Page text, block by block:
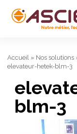
Accueil » Nos solutions
elevateur-hetek-blm-3
blm-3